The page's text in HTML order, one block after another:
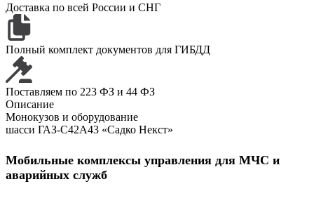
Доставка по всей России и СНГ
Полный комплект документов для ГИБДД
Поставляем по 223 ФЗ и 44 ФЗ
Описание
Монокузов и оборудование
шасси ГАЗ-С42А43 «Садко Некст»
Мобильные комплексы управления для МЧС и
аварийных служб